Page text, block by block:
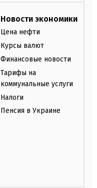
Новости экономики
Цена нефти
Курсы валют
Финансовые новости
Тарифы на
коммунальные услуги
Налоги
Пенсия в Украине